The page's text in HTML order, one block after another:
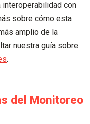
interoperabilidad con
sobre cómo esta
amplio de la
nuestra guía sobre
.
del Monitoreo